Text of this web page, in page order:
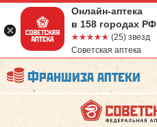
Франшиза аптеки
Онлайн-аптека
в 158 городах РФ
☆☆☆☆☆
★★★★★ (25) звезд
Советская аптека